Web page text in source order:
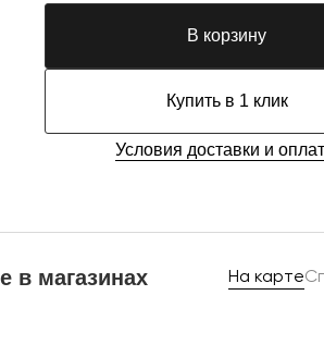
В корзину
Купить в 1 клик
Условия доставки и
в магазинах На карте